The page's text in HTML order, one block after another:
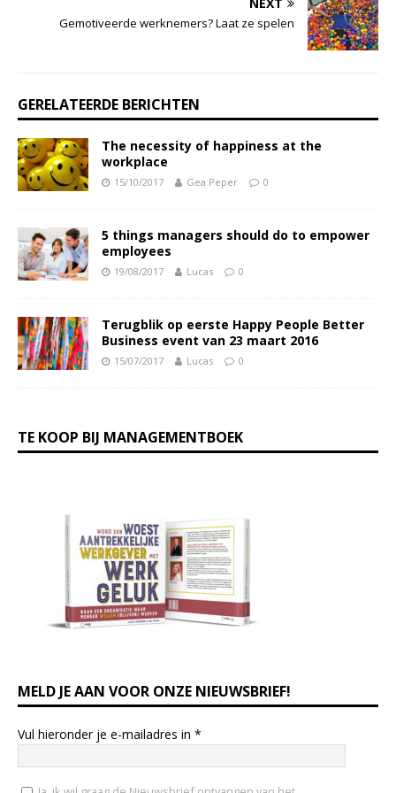
Gemotiveerde werknemers? Laat ze spelen
GERELATEERDE BERICHTEN
The necessity of happiness at the
workplace
15/10/2017 Gea Peper 0
5 things managers should do to empower
employees
19/08/2017 Lucas 0
Terugblik op eerste Happy People Better
Business event van 23 maart 2016
15/07/2017 Lucas 0
TE KOOP BIJ MANAGEMENTBOEK
MELD JE AAN VOOR ONZE NIEUWSBRIEF!
Vul hieronder je e-mailadres in *